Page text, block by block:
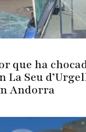
que ha
La Seu
Andorra